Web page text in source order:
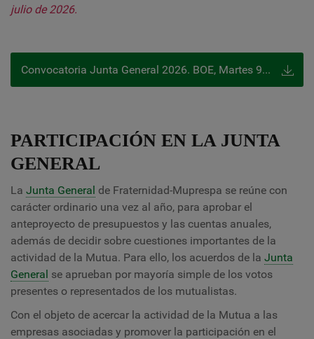
julio de 2026.
Convocatoria Junta General 2026. BOE, Martes 9 de junio de 2026
PARTICIPACIÓN EN LA JUNTA
GENERAL
La Junta General de Fraternidad-Muprespa se reúne con
carácter ordinario una vez al año, para aprobar el
anteproyecto de presupuestos y las cuentas anuales,
además de decidir sobre cuestiones importantes de la
actividad de la Mutua. Para ello, los acuerdos de la Junta
General se aprueban por mayoría simple de los votos
presentes o representados de los mutualistas.
Con el objeto de acercar la actividad de la Mutua a las
empresas asociadas y promover la participación en el